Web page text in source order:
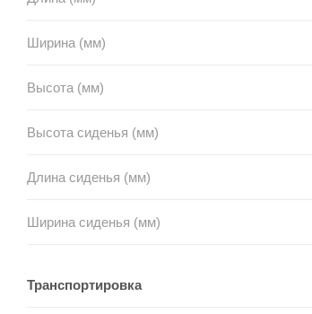
Ширина (мм)
Высота (мм)
Высота сиденья (мм)
Длина сиденья (мм)
Ширина сиденья (мм)
Транспортировка